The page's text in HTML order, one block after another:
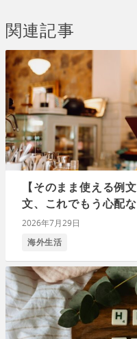
関連記事
【そのまま使える例
文、これでもう心配な
2026年7月29日
海外生活